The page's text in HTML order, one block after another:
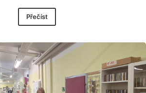
Přečíst